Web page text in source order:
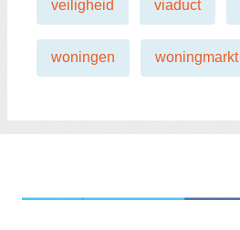
veiligheid viaduct
woningen woningmarkt